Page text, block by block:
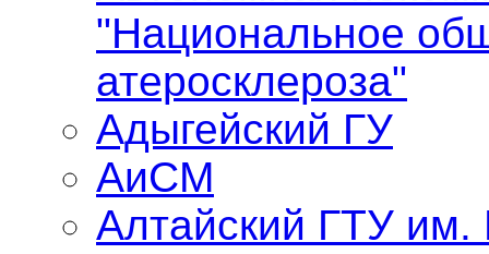
"Национальное
атеросклероза"
Адыгейский ГУ
АиСМ
Алтайский ГТУ